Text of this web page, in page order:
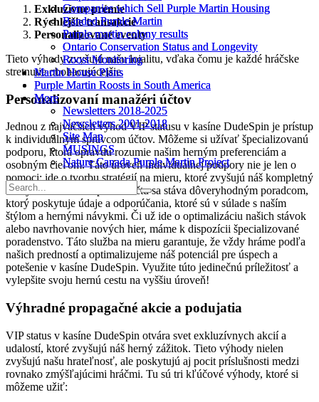
Companies which Sell Purple Martin Housing
Banded Purple Martin
Purple martin colony results
Ontario Conservation Status and Longevity
Roost Monitoring
Martin House Plans
Purple Martin Roosts in South America
More
Newsletters 2018-2025
Newsletters 2001-2018
Site Map
MUSINGS
Nature Canada Purple Martin Project
Companies which Sell Purple Martin Housing
Banded Purple Martin
Purple martin colony results
Ontario Conservation Status and Longevity
Roost Monitoring
Martin House Plans
Purple Martin Roosts in South America
More
Newsletters 2018-2025
Newsletters 2001-2018
Site Map
MUSINGS
Nature Canada Purple Martin Project
Exkluzívne prémie
Rýchlejšie transakcie
Personalizované eventy
Tieto výhody zvyšujú našu lojalitu, vďaka čomu je každé hráčske
stretnutie obohacujúcejšie.
Personalizovaní manažéri účtov
Jednou z najväčších výhod VIP statusu v kasíne DudeSpin je prístup
k individuálnym správcom účtov. Môžeme si užívať špecializovanú
podporu, ktorá opravdu rozumie našim herným preferenciám a
osobným cieľom. Táto úroveň individuálnej podpory nie je len o
pomoci; ide o tvorbu stratégií na mieru, ktoré zvyšujú náš kompletný
herný zážitok. Náš správca účtu sa stáva dôveryhodným poradcom,
ktorý poskytuje údaje a odporúčania, ktoré sú v súlade s naším
štýlom a hernými návykmi. Či už ide o optimalizáciu našich stávok
alebo navrhovanie nových hier, máme k dispozícii špecializované
poradenstvo. Táto služba na mieru garantuje, že vždy hráme podľa
našich predností a optimalizujeme náš potenciál pre úspech a
potešenie v kasíne DudeSpin. Využite túto jedinečnú príležitosť a
vylepšite svoju hernú cestu na vyššiu úroveň!
Výhradné propagačné akcie a podujatia
VIP status v kasíne DudeSpin otvára svet exkluzívnych akcií a
udalostí, ktoré zvyšujú náš herný zážitok. Tieto výhody nielen
zvyšujú našu hrateľnosť, ale poskytujú aj pocit príslušnosti medzi
rovnako zmýšľajúcimi hráčmi. Tu sú tri kľúčové výhody, ktoré si
môžeme užiť: